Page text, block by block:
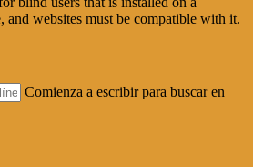
and websites must be compatible with it.
Comienza a escribir para buscar en